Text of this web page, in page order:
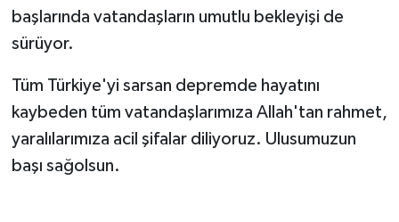
başlarında vatandaşların umutlu bekleyişi de
sürüyor.
Tüm Türkiye'yi sarsan depremde hayatını
kaybeden tüm vatandaşlarımıza Allah'tan rahmet,
yaralılarımıza acil şifalar diliyoruz. Ulusumuzun
başı sağolsun.